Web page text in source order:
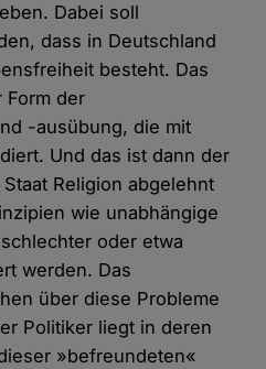
Dabei soll
dass in Deutschland
besteht. Das
Form der
-ausübung, die mit
Und das ist dann der
Religion abgelehnt
wie unabhängige
oder etwa
werden. Das
über diese Probleme
Politiker liegt in deren
»befreundeten«